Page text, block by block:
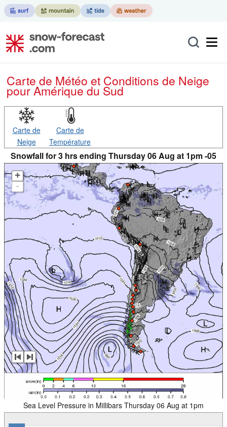
Carte de Météo et Conditions de Neige
pour Amérique du Sud
Carte de
Neige
Carte de
Température
Snowfall for 3 hrs ending Thursday 06 Aug at 1pm -05
+
-
Sea Level Pressure in Millibars Thursday 06 Aug at 1pm